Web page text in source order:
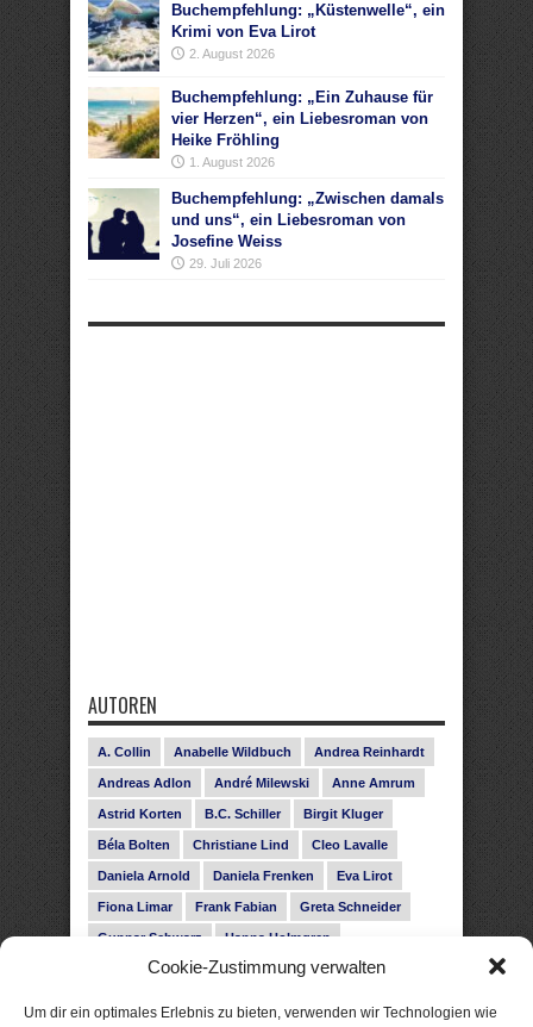
Cookie-Zustimmung verwalten
Um dir ein optimales Erlebnis zu bieten, verwenden wir Technologien wie
Buchempfehlung: „Küstenwelle“, ein
Krimi von Eva Lirot
2. August 2026
Buchempfehlung: „Ein Zuhause für
vier Herzen“, ein Liebesroman von
Heike Fröhling
1. August 2026
Buchempfehlung: „Zwischen damals
und uns“, ein Liebesroman von
Josefine Weiss
29. Juli 2026
AUTOREN
A. Collin Anabelle Wildbuch Andrea Reinhardt
Andreas Adlon André Milewski Anne Amrum
Astrid Korten B.C. Schiller Birgit Kluger
Béla Bolten Christiane Lind Cleo Lavalle
Daniela Arnold Daniela Frenken Eva Lirot
Fiona Limar Frank Fabian Greta Schneider
Gunnar Schwarz Hanna Holmgren
Heike Fröhling Ina Glahe Ivo Pala J. Vellguth